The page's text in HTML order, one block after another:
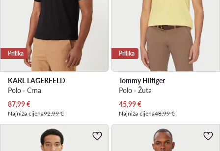
Prilika
KARL LAGERFELD
Polo · Crna
Trenutna cijena
87,99€
Najniža cijena92,99 €
Prilika
Tommy Hilfiger
Polo · Žuta
Trenutna cijena
45,99€
Najniža cijena48,99 €